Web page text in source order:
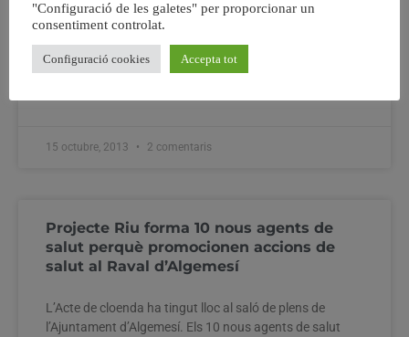
Coincidint amb aquest aniversari, Carcaixent ha signat
La cerimònia oficial tenia lloc este passat dissabte amb
la presència d’autoritats de totes les poblacios
15 octubre, 2013 2 comentaris
Projecte Riu forma 10 nous agents de
salut perquè promocionen accions de
salut al Raval d’Algemesí
L’Acte de cloenda ha tingut lloc al saló de plens de
l’Ajuntament d’Algemesí. Els 10 nous agents de salut
"Configuració de les galetes" per proporcionar un
consentiment controlat.
Configuració cookies Accepta tot